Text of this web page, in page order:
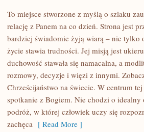
RODZINA
WARTOŚCI
CHRZEŚCIJAŃSKIE
To miejsce stworzone z myślą o szlaku
relację z Panem na co dzień. Strona jest
bardziej świadomie żyją wiarą – nie tylko
życie stawia trudności. Jej misją jest
duchowość stawała się namacalna, a
rozmowy, decyzje i więzi z innymi.
Chrześcijaństwo na świecie. W centrum
spotkanie z Bogiem. Nie chodzi o idealny
podróż, w której człowiek uczy się
zachęca [ Read More ]